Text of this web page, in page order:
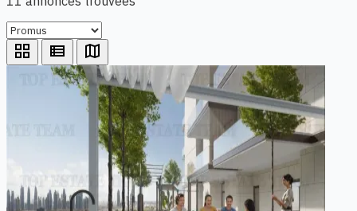
grid_view view_list map